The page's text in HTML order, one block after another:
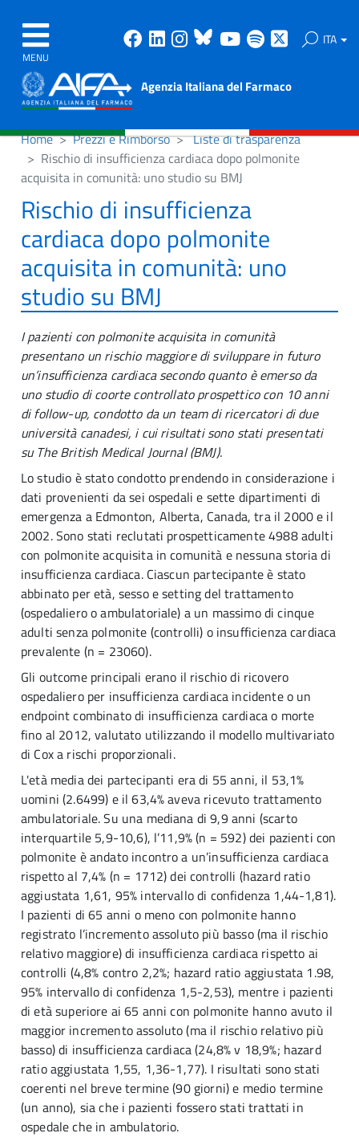
MENU
Facebook
Linkedin
Instagram
Bluesky
Youtube
Spotify ITA
Agenzia Italiana del Farmaco
Home Prezzi e Rimborso
Liste di trasparenza
Rischio di insufficienza cardiaca dopo polmonite
acquisita in comunità: uno studio su BMJ
Rischio di insufficienza
cardiaca dopo polmonite
acquisita in comunità: uno
studio su BMJ
I pazienti con polmonite acquisita in comunità
presentano un rischio maggiore di sviluppare in futuro
un’insufficienza cardiaca secondo quanto è emerso da
uno studio di coorte controllato prospettico con 10 anni
di follow-up, condotto da un team di ricercatori di due
università canadesi, i cui risultati sono stati presentati
su The British Medical Journal (BMJ).
Lo studio è stato condotto prendendo in considerazione i
dati provenienti da sei ospedali e sette dipartimenti di
emergenza a Edmonton, Alberta, Canada, tra il 2000 e il
2002. Sono stati reclutati prospetticamente 4988 adulti
con polmonite acquisita in comunità e nessuna storia di
insufficienza cardiaca. Ciascun partecipante è stato
abbinato per età, sesso e setting del trattamento
(ospedaliero o ambulatoriale) a un massimo di cinque
adulti senza polmonite (controlli) o insufficienza cardiaca
prevalente (n = 23060).
Gli outcome principali erano il rischio di ricovero
ospedaliero per insufficienza cardiaca incidente o un
endpoint combinato di insufficienza cardiaca o morte
fino al 2012, valutato utilizzando il modello multivariato
di Cox a rischi proporzionali.
L'età media dei partecipanti era di 55 anni, il 53,1%
uomini (2.6499) e il 63,4% aveva ricevuto trattamento
ambulatoriale. Su una mediana di 9,9 anni (scarto
interquartile 5,9-10,6), l’11,9% (n = 592) dei pazienti con
polmonite è andato incontro a un’insufficienza cardiaca
rispetto al 7,4% (n = 1712) dei controlli (hazard ratio
aggiustata 1,61, 95% intervallo di confidenza 1,44-1,81).
I pazienti di 65 anni o meno con polmonite hanno
registrato l’incremento assoluto più basso (ma il rischio
relativo maggiore) di insufficienza cardiaca rispetto ai
controlli (4,8% contro 2,2%; hazard ratio aggiustata 1.98,
95% intervallo di confidenza 1,5-2,53), mentre i pazienti
di età superiore ai 65 anni con polmonite hanno avuto il
maggior incremento assoluto (ma il rischio relativo più
basso) di insufficienza cardiaca (24,8% v 18,9%; hazard
ratio aggiustata 1,55, 1,36-1,77). I risultati sono stati
coerenti nel breve termine (90 giorni) e medio termine
(un anno), sia che i pazienti fossero stati trattati in
ospedale che in ambulatorio.